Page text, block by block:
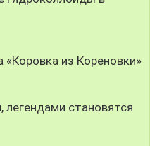
«Коровка из Кореновки»
становятся